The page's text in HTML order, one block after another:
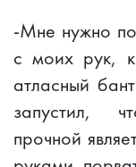
-Мне нужно
с моих рук,
атласный
запустил,
прочной